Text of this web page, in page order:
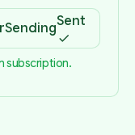
SendingSent
subscription.